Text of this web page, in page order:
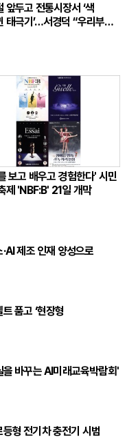
앞두고 전통시장서 ‘색
태극기’…서경덕 “우리부터
보고 배우고 경험한다' 시민
제 'NBF:B' 21일 개막
제조 인재 양성으로
품고 ‘현장형
바꾸는 AI미래교육박람회'
형 전기차 충전기 시범